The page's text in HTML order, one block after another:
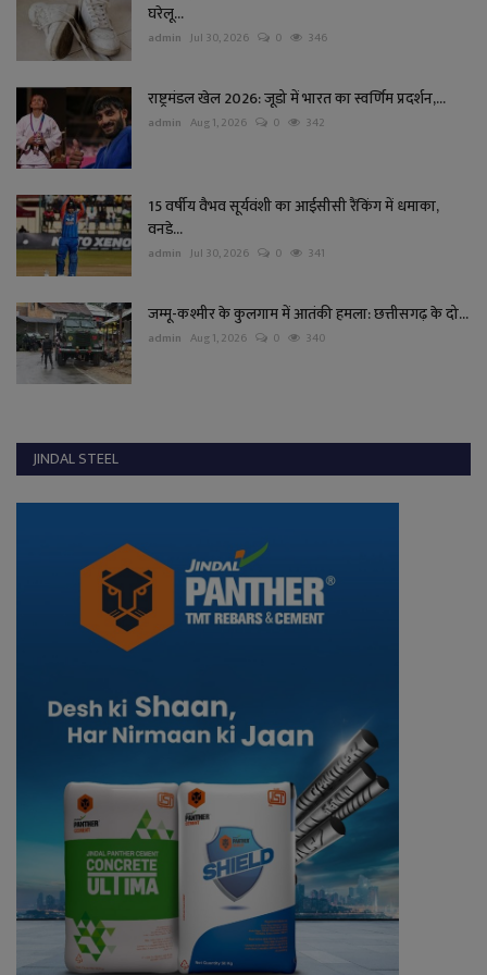
घरेलू...
admin Jul 30, 2026 0 346
राष्ट्रमंडल खेल 2026: जूडो में भारत का स्वर्णिम प्रदर्शन,...
admin Aug 1, 2026 0 342
15 वर्षीय वैभव सूर्यवंशी का आईसीसी रैंकिंग में धमाका,
वनडे...
admin Jul 30, 2026 0 341
जम्मू-कश्मीर के कुलगाम में आतंकी हमला: छत्तीसगढ़ के दो...
admin Aug 1, 2026 0 340
JINDAL STEEL